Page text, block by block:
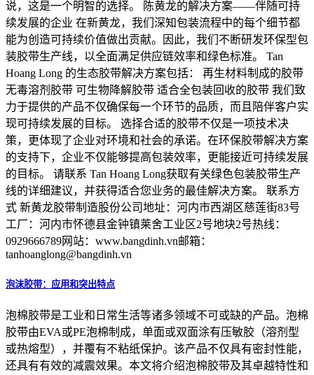
说，这是一个明智的选择。 陈黄龙的解决方案——伴随可持
续发展的企业 在新黄龙，我们深知包装流程中的每个细节都
能为创造可持续价值做出贡献。因此，我们不断研发环保型包
装胶带生产线，以全面满足供应链效率和绿色标准。 Tan
Hoang Long 的生态胶带解决方案包括： 再生材料制成的胶带
无毒溶剂胶带 可生物降解胶带 适合全包装回收的胶带 我们致
力于提供的产品不仅确保每一个环节的品质，而且陪伴客户实
现可持续发展的目标。 选择合适的胶带不仅是一项技术决
策，更体现了企业对环境和社会的承诺。在环保胶带解决方案
的支持下，企业不仅能够提高包装效率，更能接近可持续发展
的目标。 请联系 Tan Hoang Long获取有关绿色包装胶带生产
线的详细建议，并获得适合您业务的最佳解决方案。 联系方
式 新黄龙胶带制造股份公司地址：河内市西湖区慈莲街83号
工厂：河内市怀德县金钟镇莱舍工业区2号地块2号热线：
0929666789网站：www.bangdinh.vn邮箱：
tanhoanglong@bangdinh.vn
泡沫胶带：应用和突出特点
泡棉胶带是工业和日常生活等诸多领域不可或缺的产品。泡棉
胶带由EVA或PE泡棉制成，单面或双面涂有压敏胶（溶剂型
或热熔型），并覆有不粘纸保护。该产品不仅具有密封性能，
还具有有效的减震效果。本文将介绍泡棉胶带及其卓越特性和